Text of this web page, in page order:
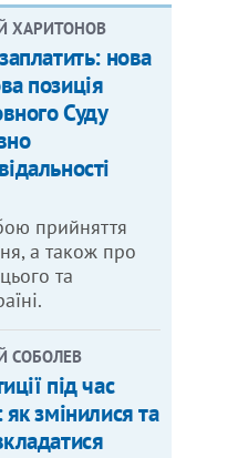
ХАРИТОНОВ
нова
позиція
Суду
прийняття
а також про
та
СОБОЛЕВ
під час
як змінилися та